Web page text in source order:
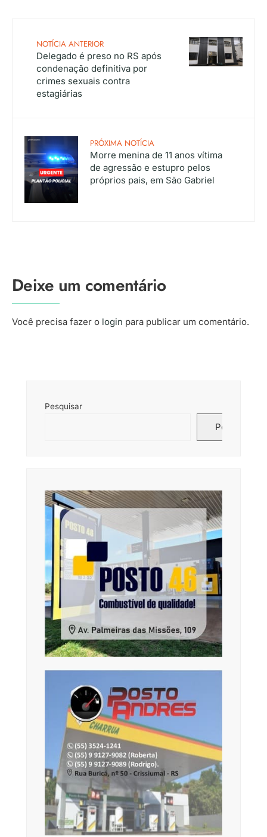
NOTÍCIA ANTERIOR
Delegado é preso no RS após
condenação definitiva por
crimes sexuais contra
estagiárias
PRÓXIMA NOTÍCIA
Morre menina de 11 anos vítima
de agressão e estupro pelos
próprios pais, em São Gabriel
Deixe um comentário
Você precisa fazer o login para publicar um comentário.
Pesquisar
Pesquisar